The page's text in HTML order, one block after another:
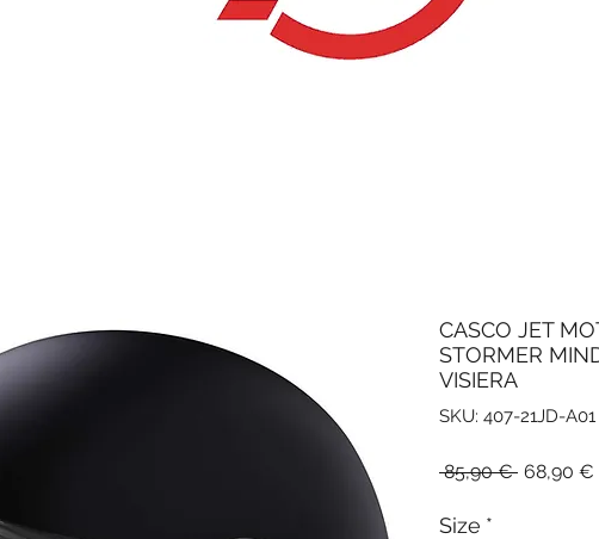
CASCO JET
STORMER
VISIERA
SKU: 407-21JD-A01
85,90 € Prezzo
68,90 €
Size *